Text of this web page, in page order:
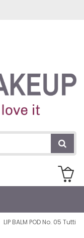
LIP BALM POD No. 05 Tutti